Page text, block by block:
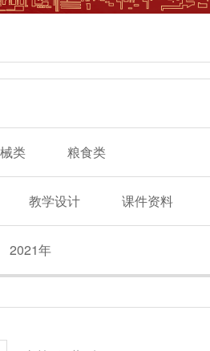
类 粮食类
教学设计 课件资料
2021年